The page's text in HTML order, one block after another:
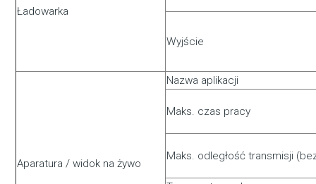
Ładowarka
Wyjście
Aparatura / widok na żywo
Nazwa aplikacji
Maks. czas pracy
Maks. odległość transmisji